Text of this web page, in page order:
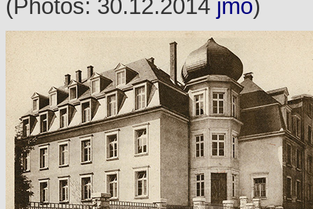
(Photos: 30.12.2014 jmo)